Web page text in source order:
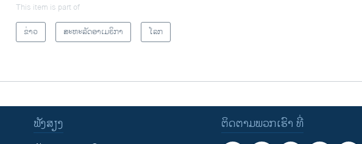
This item is part of
ຂ່າວ
ສະຫະລັດອາເມຣິກາ ໂລກ
ຕິດຕາມພວກເຮົາ ທີ່
ຟັງສຽງ